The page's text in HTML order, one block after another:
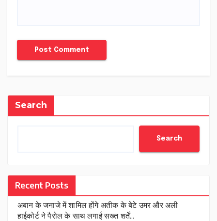
Search
Search
Recent Posts
अबान के जनाजे में शामिल होंगे अतीक के बेटे उमर और अली
हाईकोर्ट ने पैरोल के साथ लगाईं सख्त शर्तें…